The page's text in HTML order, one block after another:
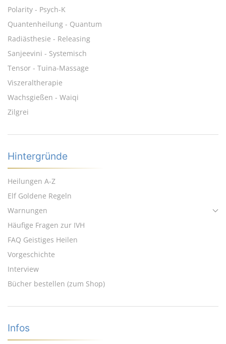
Polarity - Psych-K
Quantenheilung - Quantum
Radiästhesie - Releasing
Sanjeevini - Systemisch
Tensor - Tuina-Massage
Viszeraltherapie
Wachsgießen - Waiqi
Zilgrei
Hintergründe
Heilungen A-Z
Elf Goldene Regeln
Warnungen
Häufige Fragen zur IVH
FAQ Geistiges Heilen
Vorgeschichte
Interview
Bücher bestellen (zum Shop)
Infos